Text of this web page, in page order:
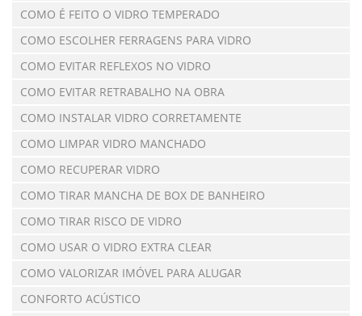
COMO É FEITO O VIDRO TEMPERADO
COMO ESCOLHER FERRAGENS PARA VIDRO
COMO EVITAR REFLEXOS NO VIDRO
COMO EVITAR RETRABALHO NA OBRA
COMO INSTALAR VIDRO CORRETAMENTE
COMO LIMPAR VIDRO MANCHADO
COMO RECUPERAR VIDRO
COMO TIRAR MANCHA DE BOX DE BANHEIRO
COMO TIRAR RISCO DE VIDRO
COMO USAR O VIDRO EXTRA CLEAR
COMO VALORIZAR IMÓVEL PARA ALUGAR
CONFORTO ACÚSTICO